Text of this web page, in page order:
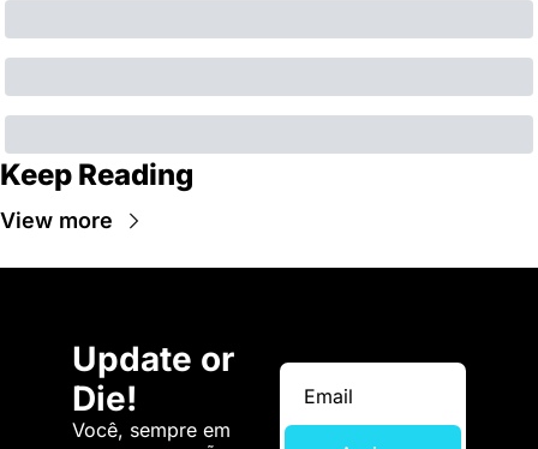
Keep Reading
View more
Update or
Die!
Você, sempre em